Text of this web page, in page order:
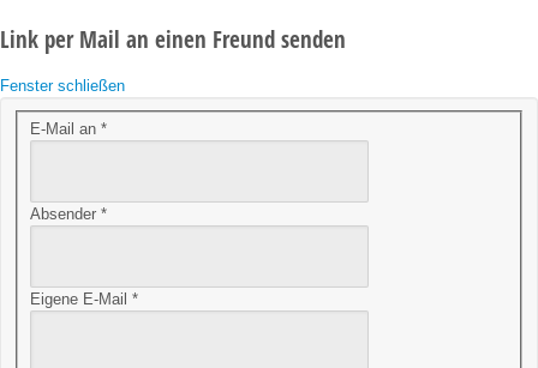
Link per Mail an einen Freund senden
Fenster schließen
E-Mail an*
Absender*
Eigene E-Mail *